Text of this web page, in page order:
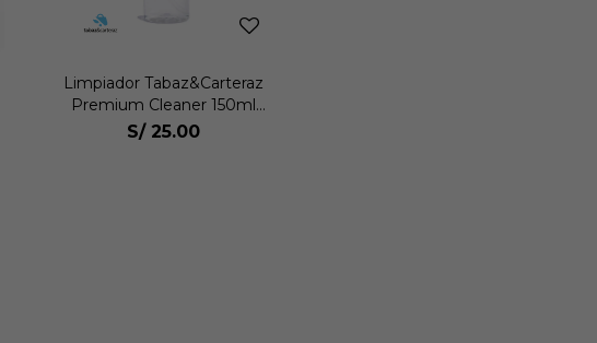
Limpiador Tabaz&Carteraz
Premium Cleaner 150ml
Unisex
S/ 25.00